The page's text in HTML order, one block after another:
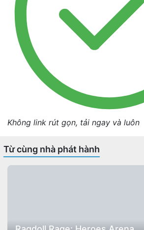
Không link rút gọn, tải ngay và luôn
Từ cùng nhà phát hành